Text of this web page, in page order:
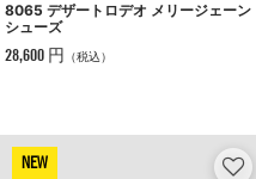
8065 デザートロデオ メリージェーン
シューズ
28,600 円 （税込）
NEW